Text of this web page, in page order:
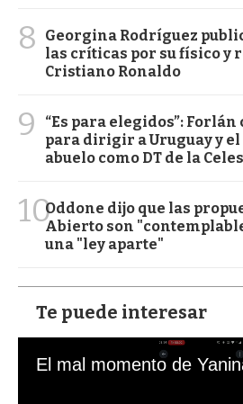
8
Georgina Rodríguez
las críticas por su físico y
Cristiano Ronaldo
9
“Es para elegidos”:
para dirigir a Uruguay y
abuelo como DT de la
10Oddone dijo que las
Abierto son
una "ley aparte"
Te puede interesar